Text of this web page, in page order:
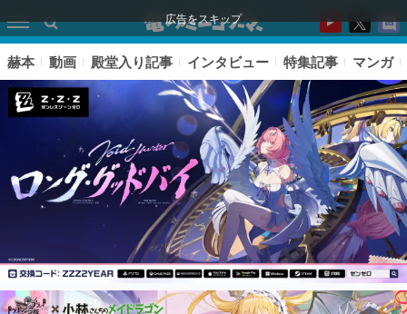
広告をスキップ
赫本 動画 殿堂入り記事 インタビュー 特集記事 マンガ